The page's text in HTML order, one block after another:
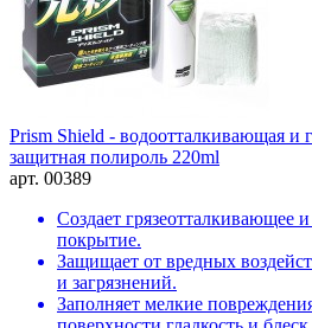
Prism Shield - водоотталкивающая и
защитная полироль 220ml
арт. 00389
Создает грязеотталкивающее
покрытие.
Защищает от вредных
и загрязнений.
Заполняет мелкие